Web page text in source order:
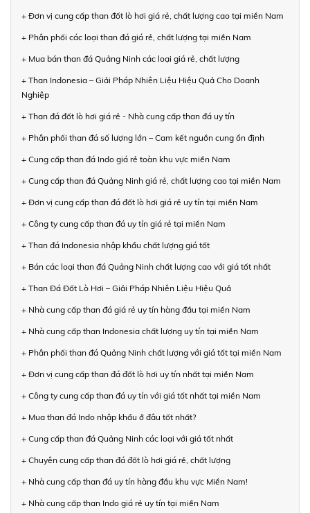
+ Đơn vị cung cấp than đốt lò hơi giá rẻ, chất lượng cao tại miền Nam
+ Phân phối các loại than đá giá rẻ, chất lượng tại miền Nam
+ Mua bán than đá Quảng Ninh các loại giá rẻ, chất lượng
+ Than Indonesia – Giải Pháp Nhiên Liệu Hiệu Quả Cho Doanh
Nghiệp
+ Than đá đốt lò hơi giá rẻ - Nhà cung cấp than đá uy tín
+ Phân phối than đá số lượng lớn – Cam kết nguồn cung ổn định
+ Cung cấp than đá Indo giá rẻ toàn khu vực miền Nam
+ Cung cấp than đá Quảng Ninh giá rẻ, chất lượng cao tại miền Nam
+ Đơn vị cung cấp than đá đốt lò hơi giá rẻ uy tín tại miền Nam
+ Công ty cung cấp than đá uy tín giá rẻ tại miền Nam
+ Than đá Indonesia nhập khẩu chất lượng giá tốt
+ Bán các loại than đá Quảng Ninh chất lượng cao với giá tốt nhất
+ Than Đá Đốt Lò Hơi – Giải Pháp Nhiên Liệu Hiệu Quả
+ Nhà cung cấp than đá giá rẻ uy tín hàng đầu tại miền Nam
+ Nhà cung cấp than Indonesia chất lượng uy tín tại miền Nam
+ Phân phối than đá Quảng Ninh chất lượng với giá tốt tại miền Nam
+ Đơn vị cung cấp than đá đốt lò hơi uy tín nhất tại miền Nam
+ Công ty cung cấp than đá uy tín với giá tốt nhất tại miền Nam
+ Mua than đá Indo nhập khẩu ở đâu tốt nhất?
+ Cung cấp than đá Quảng Ninh các loại với giá tốt nhất
+ Chuyên cung cấp than đá đốt lò hơi giá rẻ, chất lượng
+ Nhà cung cấp than đá uy tín hàng đầu khu vực Miền Nam!
+ Nhà cung cấp than Indo giá rẻ uy tín tại miền Nam